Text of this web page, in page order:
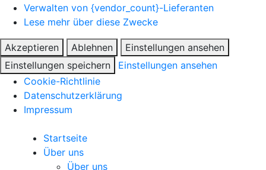
Verwalten von {vendor_count}-Lieferanten
Lese mehr über diese Zwecke
Akzeptieren Ablehnen
Einstellungen ansehen
Einstellungen speichern
Einstellungen ansehen
Cookie-Richtlinie
Datenschutzerklärung
Impressum
Startseite
Über uns
Über uns